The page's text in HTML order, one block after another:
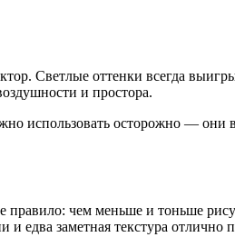
Светлые оттенки всегда
и простора.
использовать осторожно — они
правило: чем меньше и тоньше
едва заметная текстура отлично